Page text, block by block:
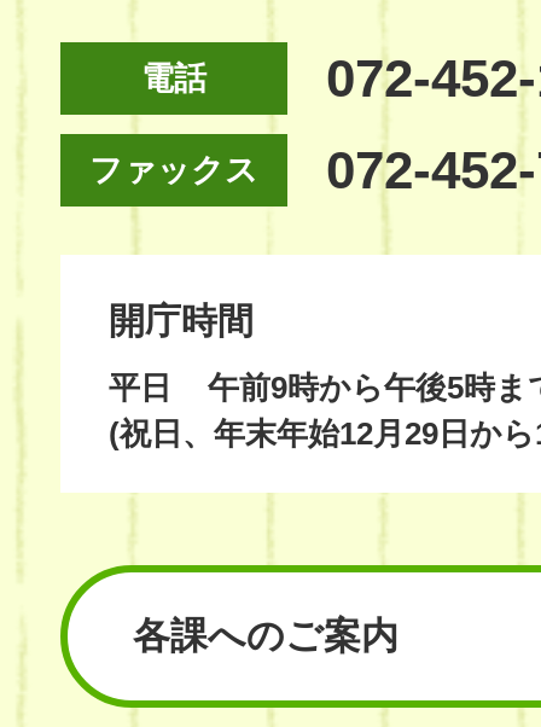
電話 072-
ファックス 072-
開庁時間
平日
午前9時から午後5時ま
(祝日、年末年始12月29日か
各課へのご案内